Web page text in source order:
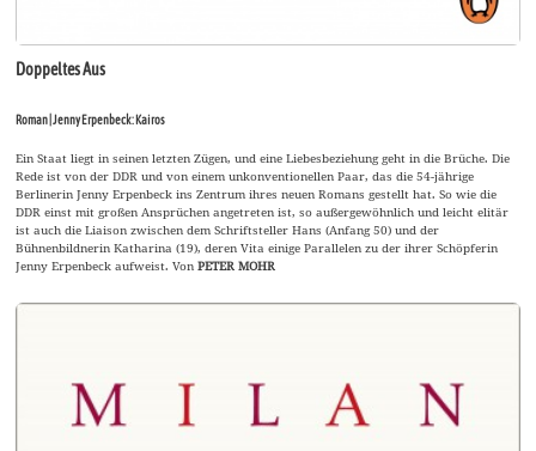
Doppeltes Aus
Roman | Jenny Erpenbeck: Kairos
Ein Staat liegt in seinen letzten Zügen, und eine Liebesbeziehung geht in die Brüche. Die
Rede ist von der DDR und von einem unkonventionellen Paar, das die 54-jährige
Berlinerin Jenny Erpenbeck ins Zentrum ihres neuen Romans gestellt hat. So wie die
DDR einst mit großen Ansprüchen angetreten ist, so außergewöhnlich und leicht elitär
ist auch die Liaison zwischen dem Schriftsteller Hans (Anfang 50) und der
Bühnenbildnerin Katharina (19), deren Vita einige Parallelen zu der ihrer Schöpferin
Jenny Erpenbeck aufweist. VonPETER MOHR